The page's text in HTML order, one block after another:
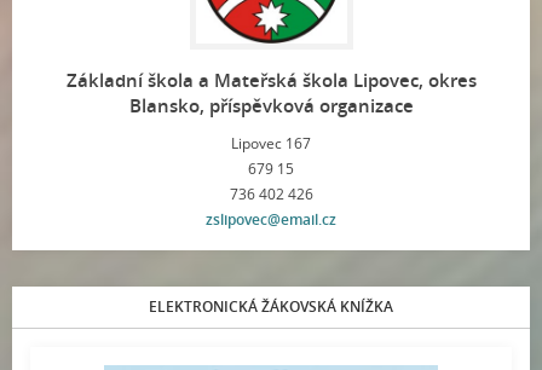
Základní škola a Mateřská škola Lipovec, okres
Blansko, příspěvková organizace
Lipovec 167
679 15
736 402 426
zslipovec@email.cz
ELEKTRONICKÁ ŽÁKOVSKÁ KNÍŽKA